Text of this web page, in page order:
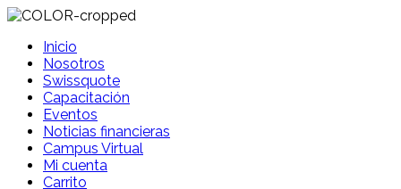
Inicio
Nosotros
Swissquote
Capacitación
Eventos
Noticias financieras
Campus Virtual
Mi cuenta
Carrito